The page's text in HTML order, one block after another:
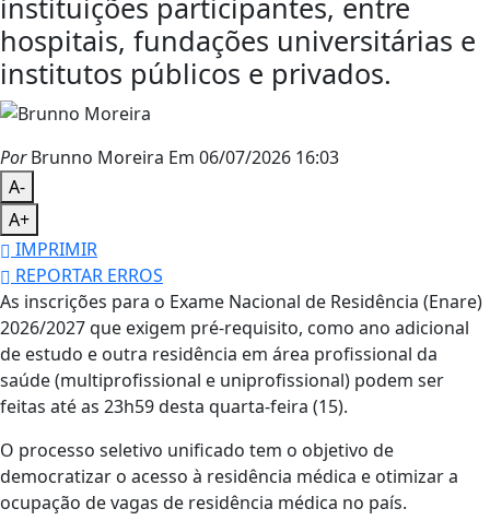
instituições participantes, entre
hospitais, fundações universitárias e
institutos públicos e privados.
PorBrunno Moreira Em 06/07/2026 16:03
A-
A+
IMPRIMIR
REPORTAR ERROS
As inscrições para o Exame Nacional de Residência (Enare)
2026/2027 que exigem pré-requisito, como ano adicional
de estudo e outra residência em área profissional da
saúde (multiprofissional e uniprofissional) podem ser
feitas até as 23h59 desta quarta-feira (15).
O processo seletivo unificado tem o objetivo de
democratizar o acesso à residência médica e otimizar a
ocupação de vagas de residência médica no país.